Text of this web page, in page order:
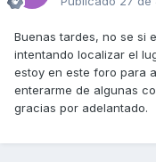
Buenas tardes, no se si
intentando localizar el
estoy en este foro para
enterarme de algunas
gracias por adelantado.